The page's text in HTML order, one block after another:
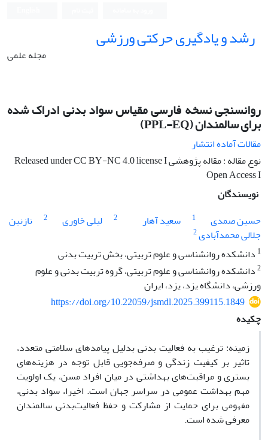
رشد و یادگیری حرکتی ورزشی
مجله علمی
روانسنجی نسخه فارسی مقیاس سواد بدنی ادراک شده
برای سالمندان (PPL-EQ)
مقالات آماده انتشار
نوع مقاله : مقاله پژوهشی Released under CC BY-NC 4.0 license I
Open Access I
نویسندگان
حسین صمدی
1 سعید آهار 2 لیلی خاوری 2
نازنین
جلالی محمدآبادی2
1 دانشکده روانشناسی و علوم تربیتی، بخش تربیت بدنی
2دانشکده روانشناسی و علوم تربیتی، گروه تربیت بدنی و علوم
ورزشی، دانشگاه یزد، یزد، ایران
https://doi.org/10.22059/jsmdl.2025.399115.1849
چکیده
زمینه: ترغیب به فعالیت بدنی بدلیل پیامدهای سلامتی متعدد،
تاثیر بر کیفیت زندگی و صرفه‌جویی قابل توجه در هزینه‌های
بستری و مراقبت‌های بهداشتی در میان افراد مسن، یک اولویت
مهم بهداشت عمومی در سراسر جهان است. اخیرا، سواد بدنی،
مفهومی برای حمایت از مشارکت و حفظ فعالیت‌بدنی سالمندان
معرفی شده است.